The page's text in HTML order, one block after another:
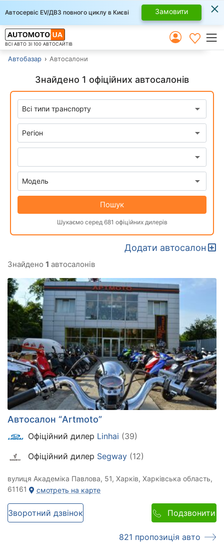
Автосервіс EV/ДВЗ повного циклу в Києві Замовити ×
ВСІ АВТО ЗІ 100 АВТОСАЙТІВ
Автобазар Автосалони
Знайдено 1 офіційних автосалонів
Пошук
Шукаємо серед 681 офіційних дилерів
Додати автосалон
Знайдено 1 автосалонів
Автосалон “Artmoto”
Офіційний дилер Linhai (39)
Офіційний дилер Segway (12)
вулиця Академіка Павлова, 51, Харків, Харківська область,
61161
смотреть на карте
Зворотний дзвінок Подзвонити
821 пропозиція авто